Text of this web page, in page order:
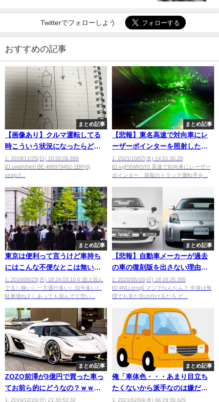
Twitterでフォローしよう
おすすめの記事
まとめ記事
【画像あり】クルマ運転してる
時こういう状況になったらどっ
ちが先に行くのが正しい？
1: 2018/11/25(日) 18:50:06.899
ID:uwblViVe0 BE:488979492-2BP(0)
sssp://...
まとめ記事
【悲報】東名高速で対向車にレ
ーザーポインターを照射したト
ラック運転手、逮捕
1: 2021/10/07(木) 14:51:30.29
ID:vgPXWRSY0 高速で対向車にレーザー
ポインター 容疑のトラック運転手を...
まとめ記事
東京は便利って言うけど車持ち
にはこんな不便なとこは無いｗ
ｗｗｗｗ
1: 2019/09/23(月) 18:24:03.10 0 道は混ん
でるし狭いし一方通行多いし信号多いし
駐車場ねえしあっても混んでて空い...
まとめ記事
【悲報】自動車メーカーが過去
の車の復刻版を出さない理由ｗ
ｗｗｗｗ
1: 2020/05/10(日) 18:16:25.365
ID:4NLLlznq0 マジでなんなん？ 中身は無
理でも見た目は行けるだろ ど...
まとめ記事
ZOZO前澤が3億円で買った車っ
てお前ら的にどうなの？ｗｗｗ
ｗｗｗ
1: 2019/12/15(日) 21:30:53.32
まとめ記事
俺「車体色・・・あまり目立ち
たくないから派手なのは嫌だけ
どあまりにも没個性のも嫌だな
1: 2021/02/04(木) 06:29:36.625